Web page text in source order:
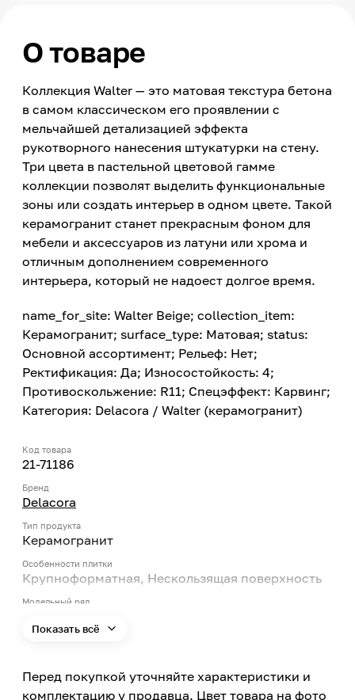
О товаре
Коллекция Walter — это матовая текстура бетона
в самом классическом его проявлении с
мельчайшей детализацией эффекта
рукотворного нанесения штукатурки на стену.
Три цвета в пастельной цветовой гамме
коллекции позволят выделить функциональные
зоны или создать интерьер в одном цвете. Такой
керамогранит станет прекрасным фоном для
мебели и аксессуаров из латуни или хрома и
отличным дополнением современного
интерьера, который не надоест долгое время.
name_for_site: Walter Beige; collection_item:
Керамогранит; surface_type: Матовая; status:
Основной ассортимент; Рельеф: Нет;
Ректификация: Да; Износостойкость: 4;
Противоскольжение: R11; Спецэффект: Карвинг;
Категория: Delacora / Walter (керамогранит)
Код товара
21-71186
Бренд
Delacora
Тип продукта
Керамогранит
Особенности плитки
Крупноформатная, Нескользящая поверхность
Модельный ряд
Цвет заявленный производителем
Beige
Показать всё
Перед покупкой уточняйте характеристики и
комплектацию у продавца. Цвет товара на фото